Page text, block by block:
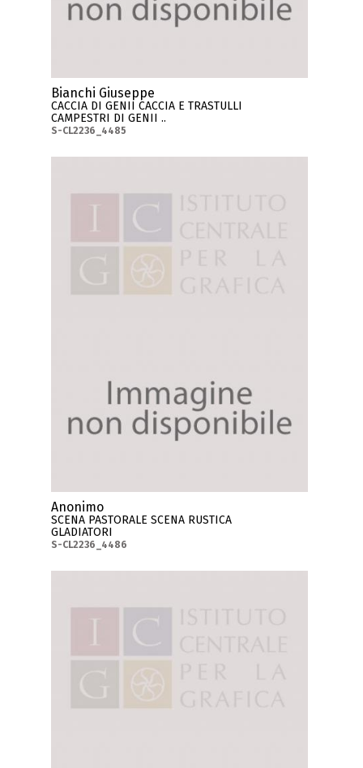
Bianchi Giuseppe
CACCIA DI GENII CACCIA E TRASTULLI
CAMPESTRI DI GENII ..
S-CL2236_4485
Anonimo
SCENA PASTORALE SCENA RUSTICA
GLADIATORI
S-CL2236_4486